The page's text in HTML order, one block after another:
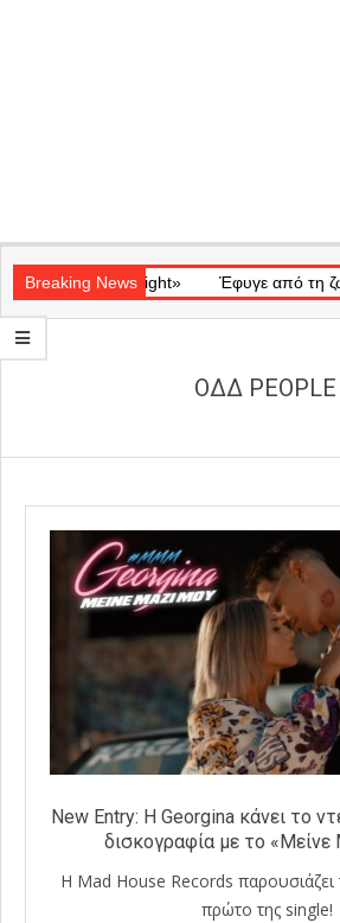
Navigation
Menu
Breaking News
«Ray of Light» Έφυγε από τη ζωή η
ΟΔΔ PEOPLE
New Entry: Η Georgina κάνει το
δισκογραφία με το
Η Mad House Records
πρώτο της single!